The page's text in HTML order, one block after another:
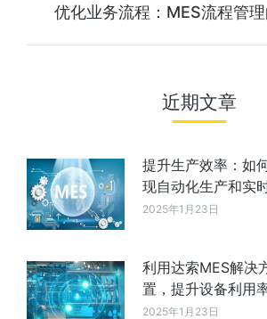
优化业务流程：MES流程管
近期文章
提升生产效率：如
现自动化生产和实
2025年1月23日
利用达索MES解决
置，提升设备利用
2025年1月23日